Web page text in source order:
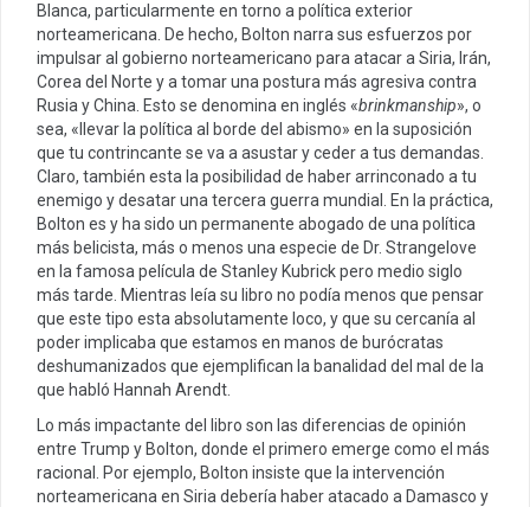
Blanca, particularmente en torno a política exterior
norteamericana. De hecho, Bolton narra sus esfuerzos por
impulsar al gobierno norteamericano para atacar a Siria, Irán,
Corea del Norte y a tomar una postura más agresiva contra
Rusia y China. Esto se denomina en inglés «brinkmanship», o
sea, «llevar la política al borde del abismo» en la suposición
que tu contrincante se va a asustar y ceder a tus demandas.
Claro, también esta la posibilidad de haber arrinconado a tu
enemigo y desatar una tercera guerra mundial. En la práctica,
Bolton es y ha sido un permanente abogado de una política
más belicista, más o menos una especie de Dr. Strangelove
en la famosa película de Stanley Kubrick pero medio siglo
más tarde. Mientras leía su libro no podía menos que pensar
que este tipo esta absolutamente loco, y que su cercanía al
poder implicaba que estamos en manos de burócratas
deshumanizados que ejemplifican la banalidad del mal de la
que habló Hannah Arendt.
Lo más impactante del libro son las diferencias de opinión
entre Trump y Bolton, donde el primero emerge como el más
racional. Por ejemplo, Bolton insiste que la intervención
norteamericana en Siria debería haber atacado a Damasco y